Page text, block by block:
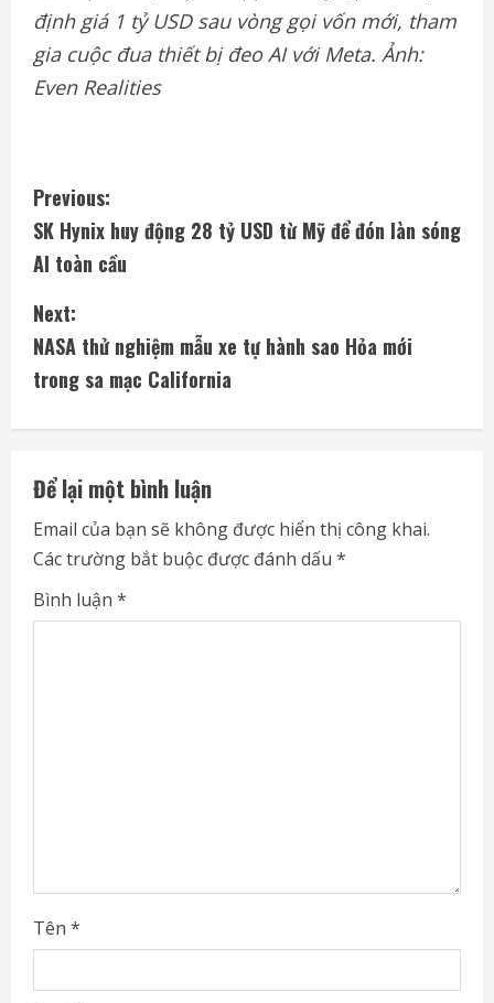
định giá 1 tỷ USD sau vòng gọi vốn mới, tham
gia cuộc đua thiết bị đeo AI với Meta. Ảnh:
Even Realities
C
o
n
t
i
n
u
e
R
e
Previous:
SK Hynix huy động 28 tỷ USD từ Mỹ để đón làn sóng
AI toàn cầu
Next:
NASA thử nghiệm mẫu xe tự hành sao Hỏa mới
trong sa mạc California
Để lại một bình luận
Email của bạn sẽ không được hiển thị công khai.
Các trường bắt buộc được đánh dấu *
Bình luận *
Tên *